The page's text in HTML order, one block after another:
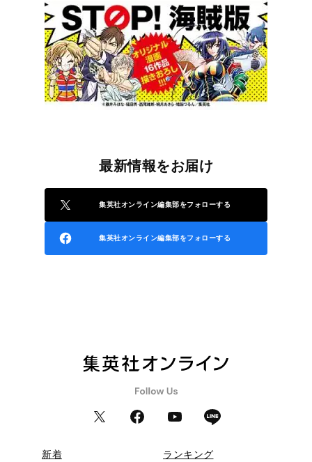
最新情報をお届け
集英社オンライン編集部をフォローする
集英社オンライン編集部をフォローする
新着 ランキング